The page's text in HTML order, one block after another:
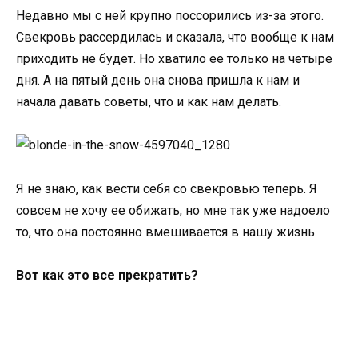
Недавно мы с ней крупно поссорились из-за этого.
Свекровь рассердилась и сказала, что вообще к нам
приходить не будет. Но хватило ее только на четыре
дня. А на пятый день она снова пришла к нам и
начала давать советы, что и как нам делать.
Я не знаю, как вести себя со свекровью теперь. Я
совсем не хочу ее обижать, но мне так уже надоело
то, что она постоянно вмешивается в нашу жизнь.
Вот как это все прекратить?